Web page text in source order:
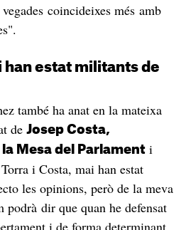
coincideixes més amb
han estat militants de
també ha anat en la mateixa
de Josep Costa,
Mesa del Parlamenti
i Costa, mai han estat
les opinions, però de la meva
dir que quan he defensat
i de forma determinant